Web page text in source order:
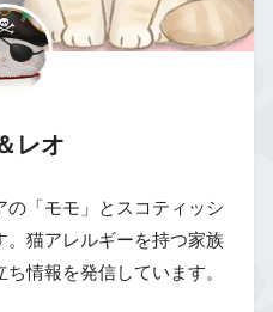
レオ
の「モモ」とスコティッシ
。猫アレルギーを持つ家族
情報を発信しています。